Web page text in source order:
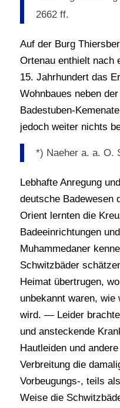
2662 ff.
Auf der Burg
Ortenau enthielt nach
15. Jahrhundert das
Wohnbaues neben
Badestuben-
jedoch weiter nichts
*) Naeher a. a. O.
Lebhafte Anregung
deutsche Badewesen
Orient lernten die
Badeeinrichtungen
Muhammedaner
Schwitzbäder
Heimat übertrugen,
unbekannt waren, wie
wird. — Leider
und ansteckende
Hautleiden und
Verbreitung die
Vorbeugungs-, teils
Weise die